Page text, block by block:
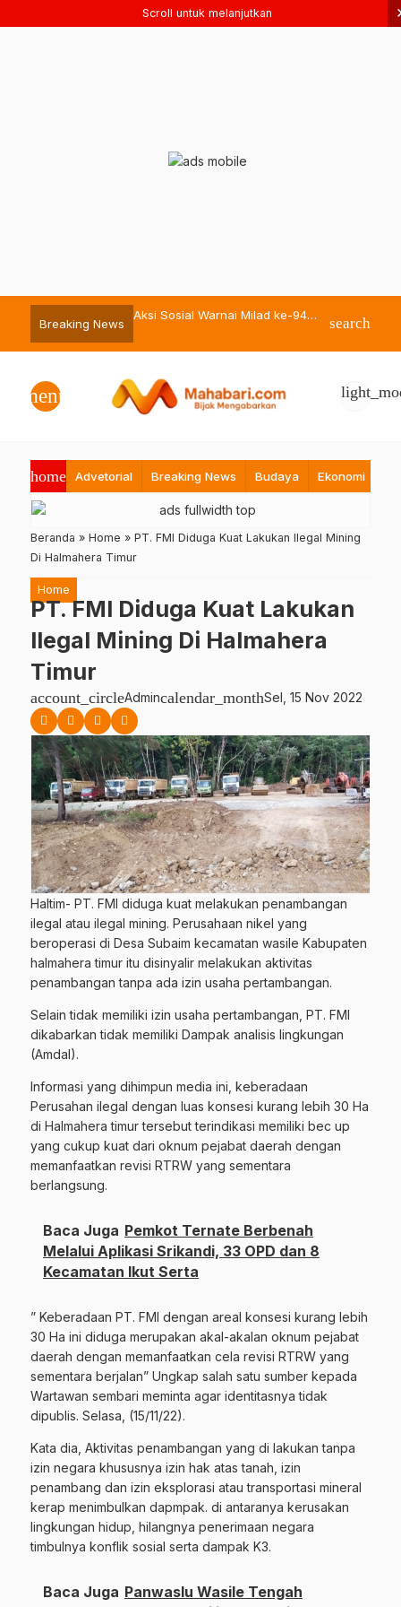
Scroll untuk melanjutkan
Breaking News
Iduladha 1447 H
Aksi Sosial Warnai Milad ke-94
Bassam
search
menu
home Advetorial Breaking News Budaya Ekonomi
Beranda » Home » PT. FMI Diduga Kuat Lakukan Ilegal Mining
Di Halmahera Timur
Home
PT. FMI Diduga Kuat Lakukan
Ilegal Mining Di Halmahera
Timur
account_circleAdmincalendar_monthSel, 15 Nov 2022
Haltim- PT. FMI diduga kuat melakukan penambangan
ilegal atau ilegal mining. Perusahaan nikel yang
beroperasi di Desa Subaim kecamatan wasile Kabupaten
halmahera timur itu disinyalir melakukan aktivitas
penambangan tanpa ada izin usaha pertambangan.
Selain tidak memiliki izin usaha pertambangan, PT. FMI
dikabarkan tidak memiliki Dampak analisis lingkungan
(Amdal).
Informasi yang dihimpun media ini, keberadaan
Perusahan ilegal dengan luas konsesi kurang lebih 30 Ha
di Halmahera timur tersebut terindikasi memiliki bec up
yang cukup kuat dari oknum pejabat daerah dengan
memanfaatkan revisi RTRW yang sementara
berlangsung.
Baca Juga Pemkot Ternate Berbenah
Melalui Aplikasi Srikandi, 33 OPD dan 8
Kecamatan Ikut Serta
” Keberadaan PT. FMI dengan areal konsesi kurang lebih
30 Ha ini diduga merupakan akal-akalan oknum pejabat
daerah dengan memanfaatkan cela revisi RTRW yang
sementara berjalan” Ungkap salah satu sumber kepada
Wartawan sembari meminta agar identitasnya tidak
dipublis. Selasa, (15/11/22).
Kata dia, Aktivitas penambangan yang di lakukan tanpa
izin negara khususnya izin hak atas tanah, izin
penambang dan izin eksplorasi atau transportasi mineral
kerap menimbulkan dapmpak. di antaranya kerusakan
lingkungan hidup, hilangnya penerimaan negara
timbulnya konflik sosial serta dampak K3.
Baca Juga Panwaslu Wasile Tengah